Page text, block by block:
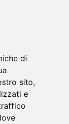
di
sito,
e